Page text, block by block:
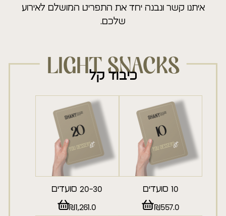
איתנו קשר ונבנה יחד את התפריט המושלם לאירוע
שלכם.
LIGHT SNACKS
כיבוד קל
10 סועדים
₪557.0
20-30 סועדים
₪1,261.0